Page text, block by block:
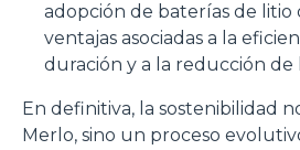
adopción de baterías de litio
ventajas asociadas a la
duración y a la reducción de
En definitiva, la sostenibilidad
Merlo, sino un proceso